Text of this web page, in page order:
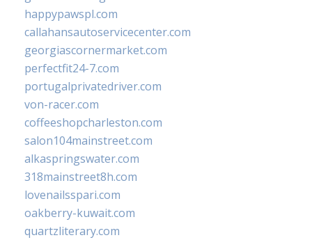
happypawspl.com
callahansautoservicecenter.com
georgiascornermarket.com
perfectfit24-7.com
portugalprivatedriver.com
von-racer.com
coffeeshopcharleston.com
salon104mainstreet.com
alkaspringswater.com
318mainstreet8h.com
lovenailsspari.com
oakberry-kuwait.com
quartzliterary.com